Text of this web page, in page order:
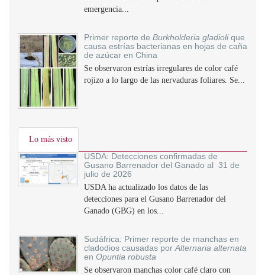
emergencia...
Primer reporte de Burkholderia gladiolique
causa estrías bacterianas en hojas de caña
de azúcar en China
Se observaron estrías irregulares de color café
rojizo a lo largo de las nervaduras foliares. Se...
Lo más visto
USDA: Detecciones confirmadas de
Gusano Barrenador del Ganado al 31 de
julio de 2026
USDA ha actualizado los datos de las
detecciones para el Gusano Barrenador del
Ganado (GBG) en los...
Sudáfrica: Primer reporte de manchas en
cladodios causadas por Alternaria alternata
en Opuntia robusta
Se observaron manchas color café claro con